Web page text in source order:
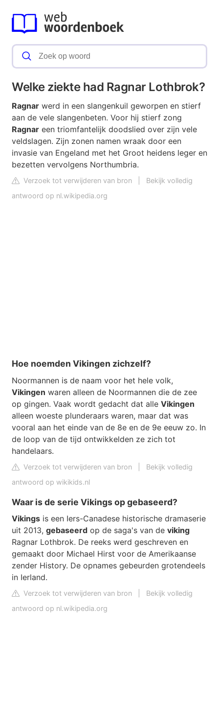
Welke ziekte had Ragnar Lothbrok?
Ragnar werd in een slangenkuil geworpen en stierf
aan de vele slangenbeten. Voor hij stierf zong
Ragnar een triomfantelijk doodslied over zijn vele
veldslagen. Zijn zonen namen wraak door een
invasie van Engeland met het Groot heidens leger en
bezetten vervolgens Northumbria.
Verzoek tot verwijderen van bron
Bekijk volledig
antwoord op nl.wikipedia.org
Hoe noemden Vikingen zichzelf?
Noormannen is de naam voor het hele volk,
Vikingen waren alleen de Noormannen die de zee
op gingen. Vaak wordt gedacht dat alle Vikingen
alleen woeste plunderaars waren, maar dat was
vooral aan het einde van de 8e en de 9e eeuw zo. In
de loop van de tijd ontwikkelden ze zich tot
handelaars.
Verzoek tot verwijderen van bron
Bekijk volledig
antwoord op wikikids.nl
Waar is de serie Vikings op gebaseerd?
Vikings is een Iers-Canadese historische dramaserie
uit 2013, gebaseerd op de saga's van de viking
Ragnar Lothbrok. De reeks werd geschreven en
gemaakt door Michael Hirst voor de Amerikaanse
zender History. De opnames gebeurden grotendeels
in Ierland.
Verzoek tot verwijderen van bron
Bekijk volledig
antwoord op nl.wikipedia.org